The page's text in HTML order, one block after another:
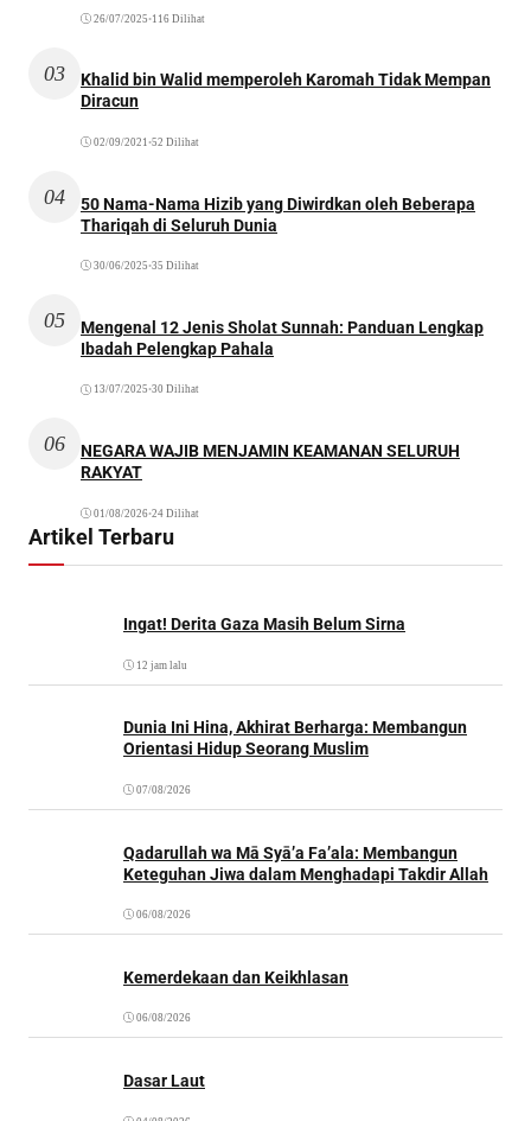
26/07/2025 •116 Dilihat
03
Khalid bin Walid memperoleh Karomah Tidak Mempan
Diracun
02/09/2021 •52 Dilihat
04
50 Nama-Nama Hizib yang Diwirdkan oleh Beberapa
Thariqah di Seluruh Dunia
30/06/2025 •35 Dilihat
05
Mengenal 12 Jenis Sholat Sunnah: Panduan Lengkap
Ibadah Pelengkap Pahala
13/07/2025 •30 Dilihat
06
NEGARA WAJIB MENJAMIN KEAMANAN SELURUH
RAKYAT
01/08/2026•24 Dilihat
Artikel Terbaru
Ingat! Derita Gaza Masih Belum Sirna
12 jam lalu
Dunia Ini Hina, Akhirat Berharga: Membangun
Orientasi Hidup Seorang Muslim
07/08/2026
Qadarullah wa Mā Syā’a Fa’ala: Membangun
Keteguhan Jiwa dalam Menghadapi Takdir Allah
06/08/2026
Kemerdekaan dan Keikhlasan
06/08/2026
Dasar Laut